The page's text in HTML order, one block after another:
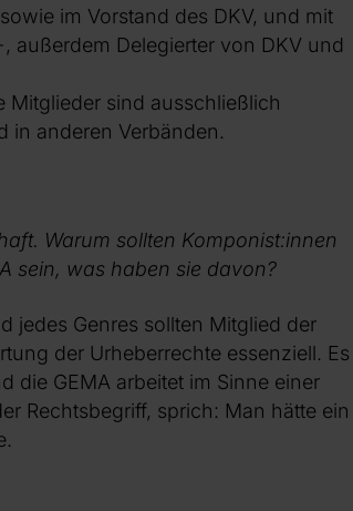
im Vorstand des DKV, und mit
außerdem Delegierter von DKV und
Mitglieder sind ausschließlich
in anderen Verbänden.
Warum sollten Komponist:innen
sein, was haben sie davon?
jedes Genres sollten Mitglied der
der Urheberrechte essenziell. Es
die GEMA arbeitet im Sinne einer
Rechtsbegriff, sprich: Man hätte ein